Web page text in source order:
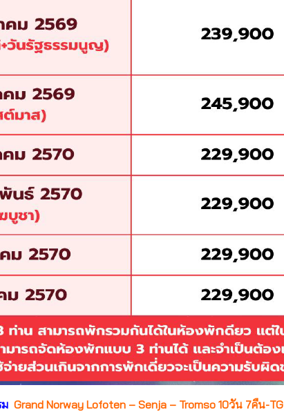
ม Grand Norway Lofoten – Senja – Tromso 10วัน 7คืน-TG